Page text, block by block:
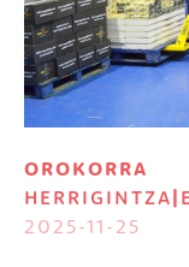
OROKORRA
HERRIGINTZA
2025-11-25